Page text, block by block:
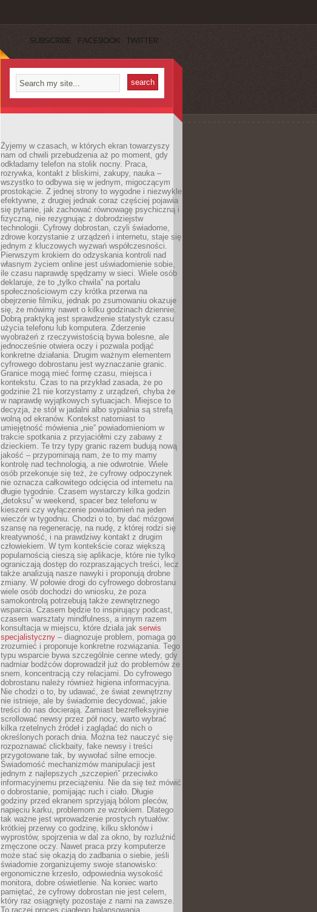
SUBSCRIBE FACEBOOK TWITTER
Żyjemy w czasach, w których ekran towarzyszy
nam od chwili przebudzenia aż po moment, gdy
odkładamy telefon na stolik nocny. Praca,
rozrywka, kontakt z bliskimi, zakupy, nauka –
wszystko to odbywa się w jednym, migoczącym
prostokącie. Z jednej strony to wygodne i niezwykle
efektywne, z drugiej jednak coraz częściej pojawia
się pytanie, jak zachować równowagę psychiczną i
fizyczną, nie rezygnując z dobrodziejstw
technologii. Cyfrowy dobrostan, czyli świadome,
zdrowe korzystanie z urządzeń i internetu, staje się
jednym z kluczowych wyzwań współczesności.
Pierwszym krokiem do odzyskania kontroli nad
własnym życiem online jest uświadomienie sobie,
ile czasu naprawdę spędzamy w sieci. Wiele osób
deklaruje, że to „tylko chwila” na portalu
społecznościowym czy krótka przerwa na
obejrzenie filmiku, jednak po zsumowaniu okazuje
się, że mówimy nawet o kilku godzinach dziennie.
Dobrą praktyką jest sprawdzenie statystyk czasu
użycia telefonu lub komputera. Zderzenie
wyobrażeń z rzeczywistością bywa bolesne, ale
jednocześnie otwiera oczy i pozwala podjąć
konkretne działania. Drugim ważnym elementem
cyfrowego dobrostanu jest wyznaczanie granic.
Granice mogą mieć formę czasu, miejsca i
kontekstu. Czas to na przykład zasada, że po
godzinie 21 nie korzystamy z urządzeń, chyba że
w naprawdę wyjątkowych sytuacjach. Miejsce to
decyzja, że stół w jadalni albo sypialnia są strefą
wolną od ekranów. Kontekst natomiast to
umiejętność mówienia „nie” powiadomieniom w
trakcie spotkania z przyjaciółmi czy zabawy z
dzieckiem. Te trzy typy granic razem budują nową
jakość – przypominają nam, że to my mamy
kontrolę nad technologią, a nie odwrotnie. Wiele
osób przekonuje się też, że cyfrowy odpoczynek
nie oznacza całkowitego odcięcia od internetu na
długie tygodnie. Czasem wystarczy kilka godzin
„detoksu” w weekend, spacer bez telefonu w
kieszeni czy wyłączenie powiadomień na jeden
wieczór w tygodniu. Chodzi o to, by dać mózgowi
szansę na regenerację, na nudę, z której rodzi się
kreatywność, i na prawdziwy kontakt z drugim
człowiekiem. W tym kontekście coraz większą
popularnością cieszą się aplikacje, które nie tylko
ograniczają dostęp do rozpraszających treści, lecz
także analizują nasze nawyki i proponują drobne
zmiany. W połowie drogi do cyfrowego dobrostanu
wiele osób dochodzi do wniosku, że poza
samokontrolą potrzebują także zewnętrznego
wsparcia. Czasem będzie to inspirujący podcast,
czasem warsztaty mindfulness, a innym razem
konsultacja w miejscu, które działa jak serwis
specjalistyczny – diagnozuje problem, pomaga go
zrozumieć i proponuje konkretne rozwiązania. Tego
typu wsparcie bywa szczególnie cenne wtedy, gdy
nadmiar bodźców doprowadził już do problemów ze
snem, koncentracją czy relacjami. Do cyfrowego
dobrostanu należy również higiena informacyjna.
Nie chodzi o to, by udawać, że świat zewnętrzny
nie istnieje, ale by świadomie decydować, jakie
treści do nas docierają. Zamiast bezrefleksyjnie
scrollować newsy przez pół nocy, warto wybrać
kilka rzetelnych źródeł i zaglądać do nich o
określonych porach dnia. Można też nauczyć się
rozpoznawać clickbaity, fake newsy i treści
przygotowane tak, by wywołać silne emocje.
Świadomość mechanizmów manipulacji jest
jednym z najlepszych „szczepień” przeciwko
informacyjnemu przeciążeniu. Nie da się też mówić
o dobrostanie, pomijając ruch i ciało. Długie
godziny przed ekranem sprzyjają bólom pleców,
napięciu karku, problemom ze wzrokiem. Dlatego
tak ważne jest wprowadzenie prostych rytuałów:
krótkiej przerwy co godzinę, kilku skłonów i
wyprostów, spojrzenia w dal za okno, by rozluźnić
zmęczone oczy. Nawet praca przy komputerze
może stać się okazją do zadbania o siebie, jeśli
świadomie zorganizujemy swoje stanowisko:
ergonomiczne krzesło, odpowiednia wysokość
monitora, dobre oświetlenie. Na koniec warto
pamiętać, że cyfrowy dobrostan nie jest celem,
który raz osiągnięty pozostaje z nami na zawsze.
To raczej proces ciągłego balansowania,